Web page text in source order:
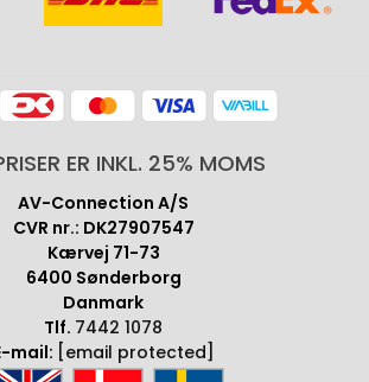
ER INKL. 25% MOMS
AV-Connection A/S
CVR nr.: DK27907547
Kærvej 71-73
6400 Sønderborg
Danmark
Tlf. 7442 1078
mail: [email protected]